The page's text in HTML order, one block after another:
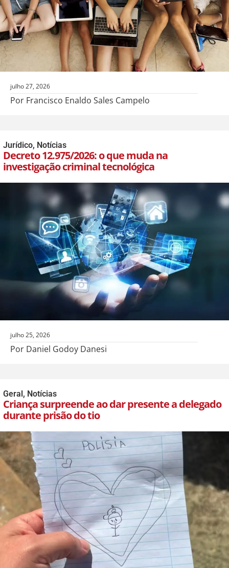
julho 27, 2026
Por Francisco Enaldo Sales Campelo
Jurídico, Notícias
Decreto 12.975/2026: o que muda na
investigação criminal tecnológica
julho 25, 2026
Por Daniel Godoy Danesi
Geral, Notícias
Criança surpreende ao dar presente a delegado
durante prisão do tio